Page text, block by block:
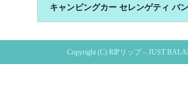
キャンピングカー セレンゲティ バ
Copyright (C) RIPリップ – JUST